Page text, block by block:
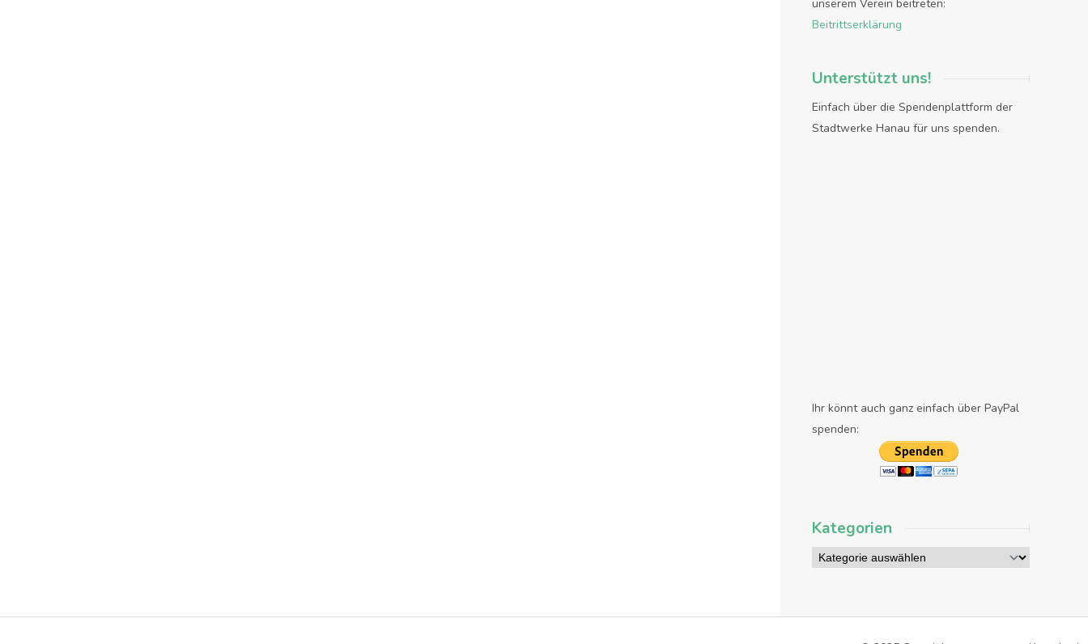
unserem Verein beitreten:
Beitrittserklärung
Unterstützt uns!
Einfach über die Spendenplattform der
Stadtwerke Hanau für uns spenden.
Ihr könnt auch ganz einfach über PayPal
spenden:
Kategorien